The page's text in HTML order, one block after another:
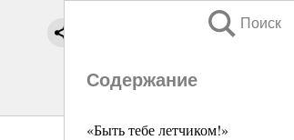
Поиск
Содержание
«Быть тебе летчиком!»